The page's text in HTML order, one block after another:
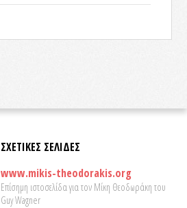
ΣΧΕΤΙΚΕΣ ΣΕΛΙΔΕΣ
www.mikis-theodorakis.org
Επίσημη ιστοσελίδα για τον Μίκη Θεοδωράκη του
Guy Wagner